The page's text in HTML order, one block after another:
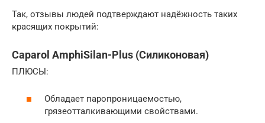
Так, отзывы людей подтверждают надёжность таких
красящих покрытий:
Caparol AmphiSilan-Plus (Силиконовая)
ПЛЮСЫ:
Обладает паропроницаемостью,
грязеотталкивающими свойствами.